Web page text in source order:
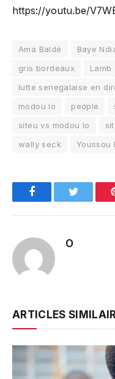
https://youtu.be/
Ama Baldé Baye
gris bordeaux
Lamb
lutte senegalaise en
modou lo
people
siteu vs modou lo
wally seck
Youssou
FacebookTwitter
O
ARTICLES